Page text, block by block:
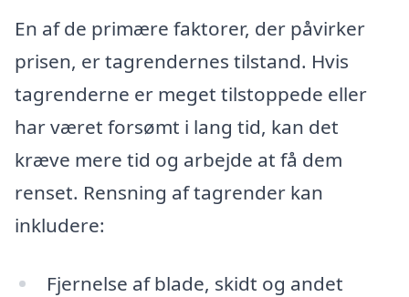
En af de primære faktorer, der påvirker
prisen, er tagrendernes tilstand. Hvis
tagrenderne er meget tilstoppede eller
har været forsømt i lang tid, kan det
kræve mere tid og arbejde at få dem
renset. Rensning af tagrender kan
inkludere:
Fjernelse af blade, skidt og andet